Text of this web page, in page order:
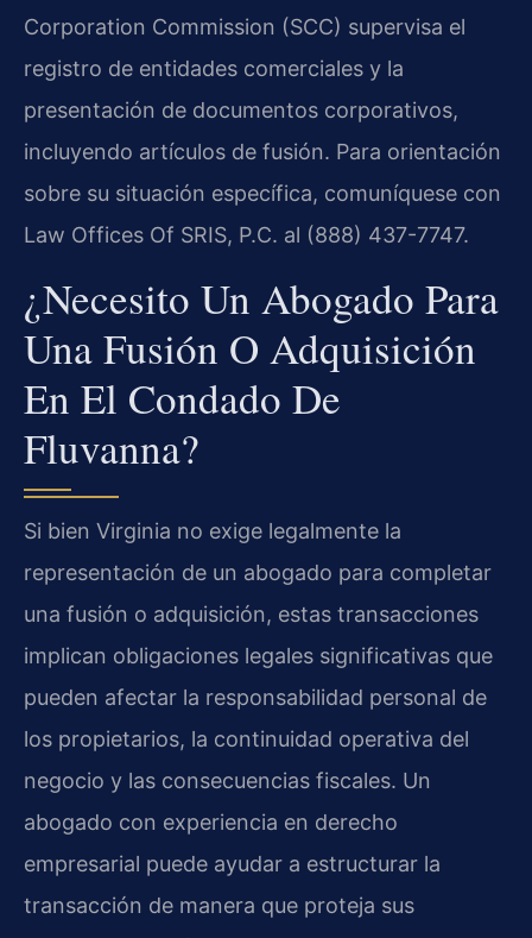
Corporation Commission (SCC) supervisa el
registro de entidades comerciales y la
presentación de documentos corporativos,
incluyendo artículos de fusión. Para orientación
sobre su situación específica, comuníquese con
Law Offices Of SRIS, P.C. al (888) 437-7747.
¿Necesito Un Abogado Para
Una Fusión O Adquisición
En El Condado De
Fluvanna?
Si bien Virginia no exige legalmente la
representación de un abogado para completar
una fusión o adquisición, estas transacciones
implican obligaciones legales significativas que
pueden afectar la responsabilidad personal de
los propietarios, la continuidad operativa del
negocio y las consecuencias fiscales. Un
abogado con experiencia en derecho
empresarial puede ayudar a estructurar la
transacción de manera que proteja sus